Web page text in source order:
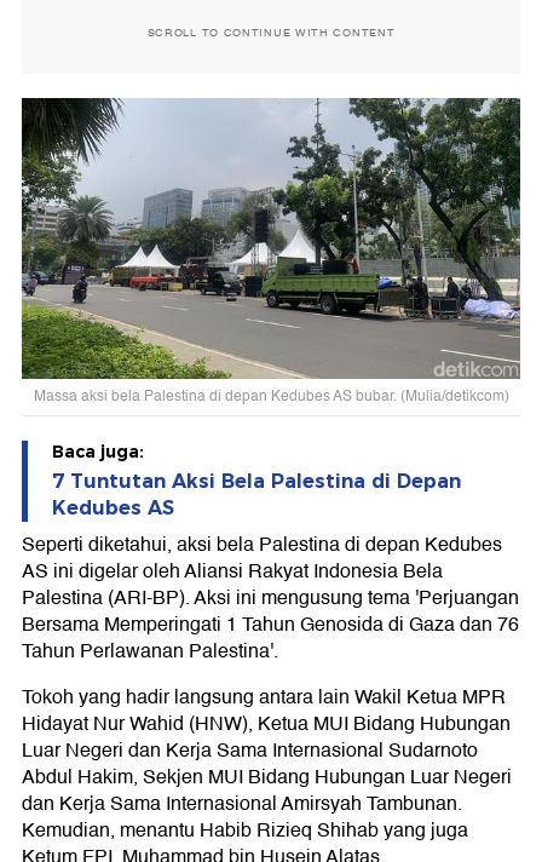
SCROLL TO CONTINUE WITH CONTENT
Massa aksi bela Palestina di depan Kedubes AS bubar. (Mulia/detikcom)
Baca juga:
7 Tuntutan Aksi Bela Palestina di Depan
Kedubes AS
Seperti diketahui, aksi bela Palestina di depan Kedubes
AS ini digelar oleh Aliansi Rakyat Indonesia Bela
Palestina (ARI-BP). Aksi ini mengusung tema 'Perjuangan
Bersama Memperingati 1 Tahun Genosida di Gaza dan 76
Tahun Perlawanan Palestina'.
Tokoh yang hadir langsung antara lain Wakil Ketua MPR
Hidayat Nur Wahid (HNW), Ketua MUI Bidang Hubungan
Luar Negeri dan Kerja Sama Internasional Sudarnoto
Abdul Hakim, Sekjen MUI Bidang Hubungan Luar Negeri
dan Kerja Sama Internasional Amirsyah Tambunan.
Kemudian, menantu Habib Rizieq Shihab yang juga